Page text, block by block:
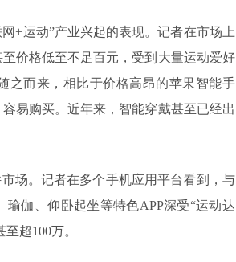
运动”产业兴起的表现。记者在市场上
价格低至不足百元，受到大量运动爱好
之而来，相比于价格高昂的苹果智能手
易购买。近年来，智能穿戴甚至已经出
场。记者在多个手机应用平台看到，与
伽、仰卧起坐等特色APP深受“运动达
超100万。